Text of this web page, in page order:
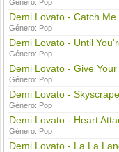
Género: Pop
Demi Lovato - Catch Me
Género: Pop
Demi Lovato - Until
Género: Pop
Demi Lovato - Give
Género: Pop
Demi Lovato -
Género: Pop
Demi Lovato - Heart
Género: Pop
Demi Lovato - La La